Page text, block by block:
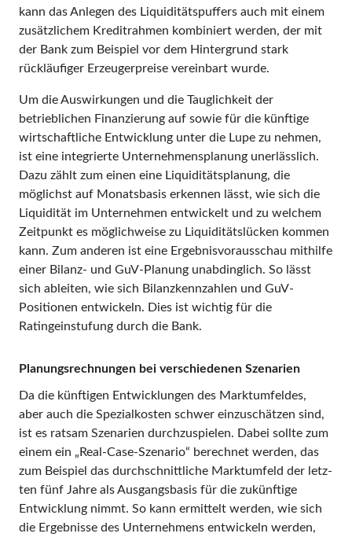
kann das Anlegen des Liquiditätspuffers auch mit einem
zusätzlichem Kreditrahmen kom­biniert werden, der mit
der Bank zum Beispiel vor dem Hintergrund stark
rückläufiger Erzeugerpreise vereinbart wurde.
Um die Auswirkungen und die Tauglichkeit der
betrieblichen Finanzierung auf sowie für die künftige
wirtschaftliche Entwicklung unter die Lupe zu nehmen,
ist eine integrierte Unternehmensplanung unerlässlich.
Dazu zählt zum einen eine Liquiditätsplanung, die
möglichst auf Monatsbasis erkennen lässt, wie sich die
Liquidität im Unternehmen entwickelt und zu welchem
Zeitpunkt es möglichweise zu Liquiditätslücken kommen
kann. Zum anderen ist eine Ergebnisvorausschau mithilfe
einer Bilanz- und GuV-Planung unabdinglich. So lässt
sich ableiten, wie sich Bilanzkennzahlen und GuV-
Positionen entwickeln. Dies ist wichtig für die
Ratingeinstufung durch die Bank.
Planungsrechnungen bei verschiedenen Szenarien
Da die künftigen Entwicklungen des Marktumfeldes,
aber auch die Spezialkosten schwer einzuschätzen sind,
ist es ratsam Szenarien durchzuspielen. Dabei sollte zum
einem ein „Real-Ca­se-Szenario“ berechnet werden, das
zum Beispiel das durch­schnitt­liche Marktumfeld der letz­
ten fünf Jahre als Ausgangsbasis für die zukünftige
Entwicklung nimmt. So kann ermittelt werden, wie sich
die Ergebnisse des Unternehmens entwickeln werden,